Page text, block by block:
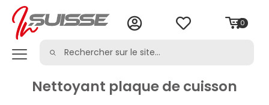
0
Nettoyant plaque de cuisson